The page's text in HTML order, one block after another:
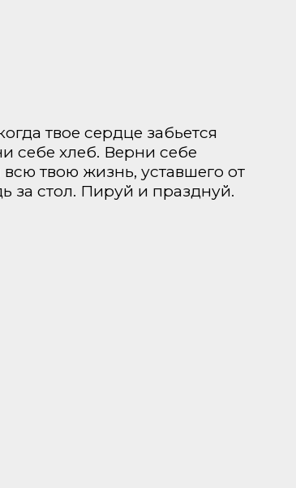
твое сердце забьется
себе хлеб. Верни себе
твою жизнь, уставшего от
за стол. Пируй и празднуй.